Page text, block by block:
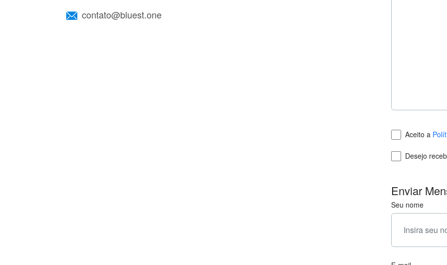
contato@bluest.one
Aceito a
Desejo
Enviar
Seu nome